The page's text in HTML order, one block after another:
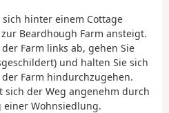
hinter einem Cottage
Beardhough Farm ansteigt.
Farm links ab, gehen Sie
und halten Sie sich
Farm hindurchzugehen.
sich der Weg angenehm durch
einer Wohnsiedlung.